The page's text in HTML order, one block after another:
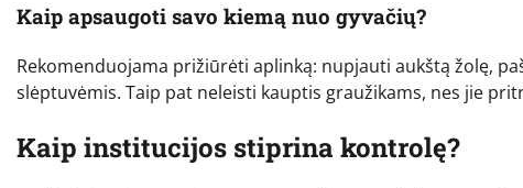
Kaip apsaugoti savo kiemą nuo gyvačių?
Rekomenduojama prižiūrėti aplinką: nupjauti aukštą žolę,
slėptuvėmis. Taip pat neleisti kauptis graužikams, nes jie
Kaip institucijos stiprina kontrolę?